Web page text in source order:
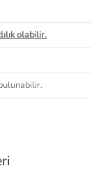
olabilir.